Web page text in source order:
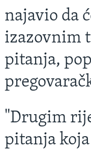
najavio da
izazovnim
pitanja,
"Drugim
pitanja